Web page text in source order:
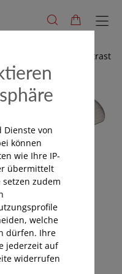
Hoher Kontrast
von
können
wie Ihre IP-
übermittelt
zudem
welche
dürfen. Ihre
jederzeit auf
widerrufen